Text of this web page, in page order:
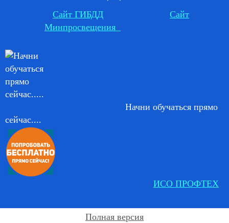
Сайт ГИБДД
Сайт
Минпросвещения
Начни обучаться прямо
сейчас....
ИСО ПРОФТЕХ
Полная версия